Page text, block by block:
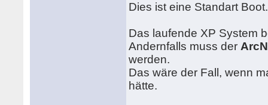
;geschuetztes Volume
Dies ist eine Standart
Das laufende XP System
Andernfalls muss der
werden.
Das wäre der Fall, wenn
hätte.